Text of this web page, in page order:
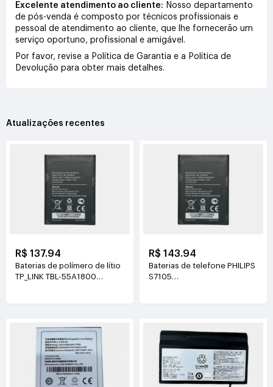
Excelente atendimento ao cliente: Nosso departamento
de pós-venda é composto por técnicos profissionais e
pessoal de atendimento ao cliente, que lhe fornecerão um
serviço oportuno, profissional e amigável.
Por favor, revise a Política de Garantia e a Política de
Devolução para obter mais detalhes.
Atualizações recentes
R$ 137.94
Baterias de polímero de lítio
TP_LINK TBL-55A1800
R$ 143.94
Baterias de telefone PHILIPS
S7105